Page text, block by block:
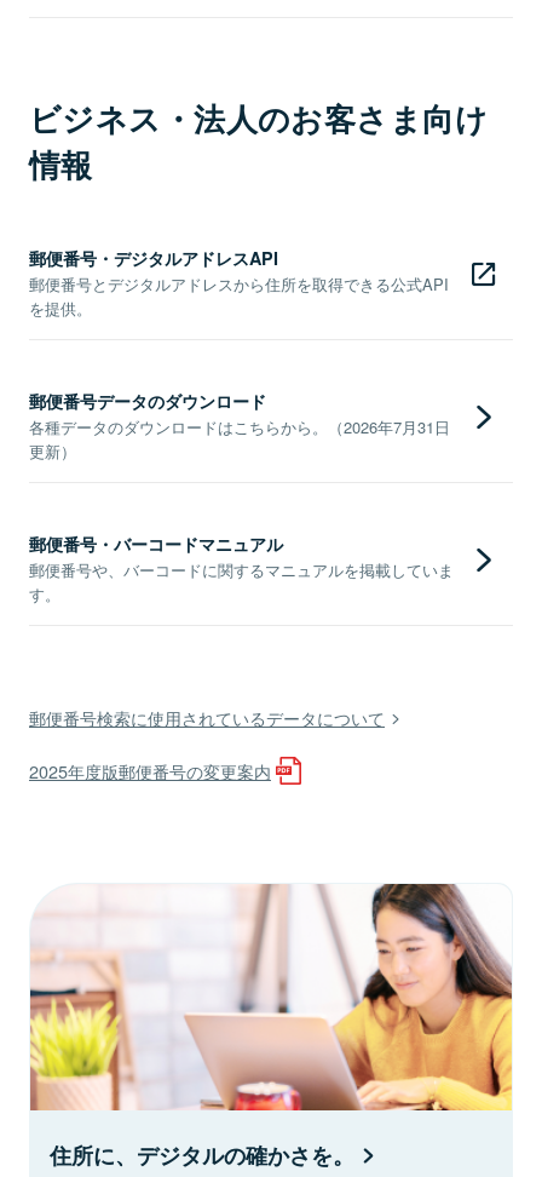
ビジネス・法人のお客さま向け
情報
郵便番号・デジタルアドレスAPI
郵便番号とデジタルアドレスから住所を取得できる公式API
を提供。
郵便番号データのダウンロード
各種データのダウンロードはこちらから。（2026年7月31日
更新）
郵便番号・バーコードマニュアル
郵便番号や、バーコードに関するマニュアルを掲載していま
す。
郵便番号検索に使用されているデータについて
2025年度版郵便番号の変更案内
住所に、デジタルの確かさを。